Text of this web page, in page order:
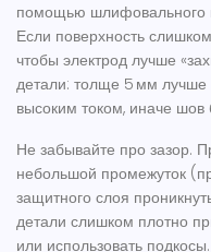
помощью шлифовального
Если поверхность
чтобы электрод лучше
детали: толще 5 мм лучше
высоким током, иначе шов
Не забывайте про зазор.
небольшой промежуток
защитного слоя
детали слишком плотно
или использовать подкосы.